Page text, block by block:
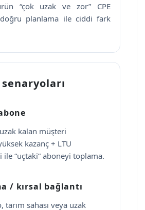
“çok uzak ve zor” CPE
doğru planlama ile ciddi fark
kalan müşteri
kazanç + LTU
“uçtaki” aboneyi toplama.
/ kırsal bağlantı
tarım sahası veya uzak